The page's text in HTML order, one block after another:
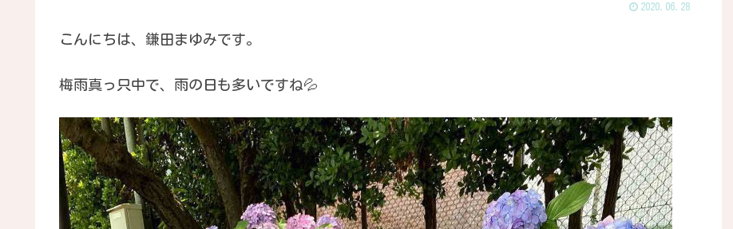
2020.06.28
こんにちは、鎌田まゆみです。
梅雨真っ只中で、雨の日も多いですね💦